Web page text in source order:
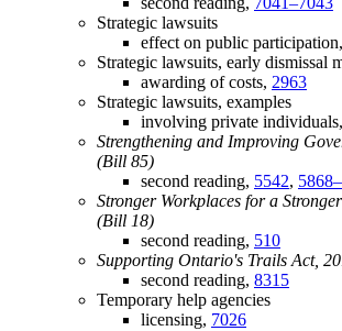
Strategic lawsuits
effect on public participation,
Strategic lawsuits, early dismissal
awarding of costs, 2963
Strategic lawsuits, examples
involving private individuals,
Strengthening and Improving
(Bill 85)
second reading, 5542,
Stronger Workplaces for a
(Bill 18)
second reading, 510
Supporting Ontario's Trails Act,
second reading, 8315
Temporary help agencies
licensing, 7026